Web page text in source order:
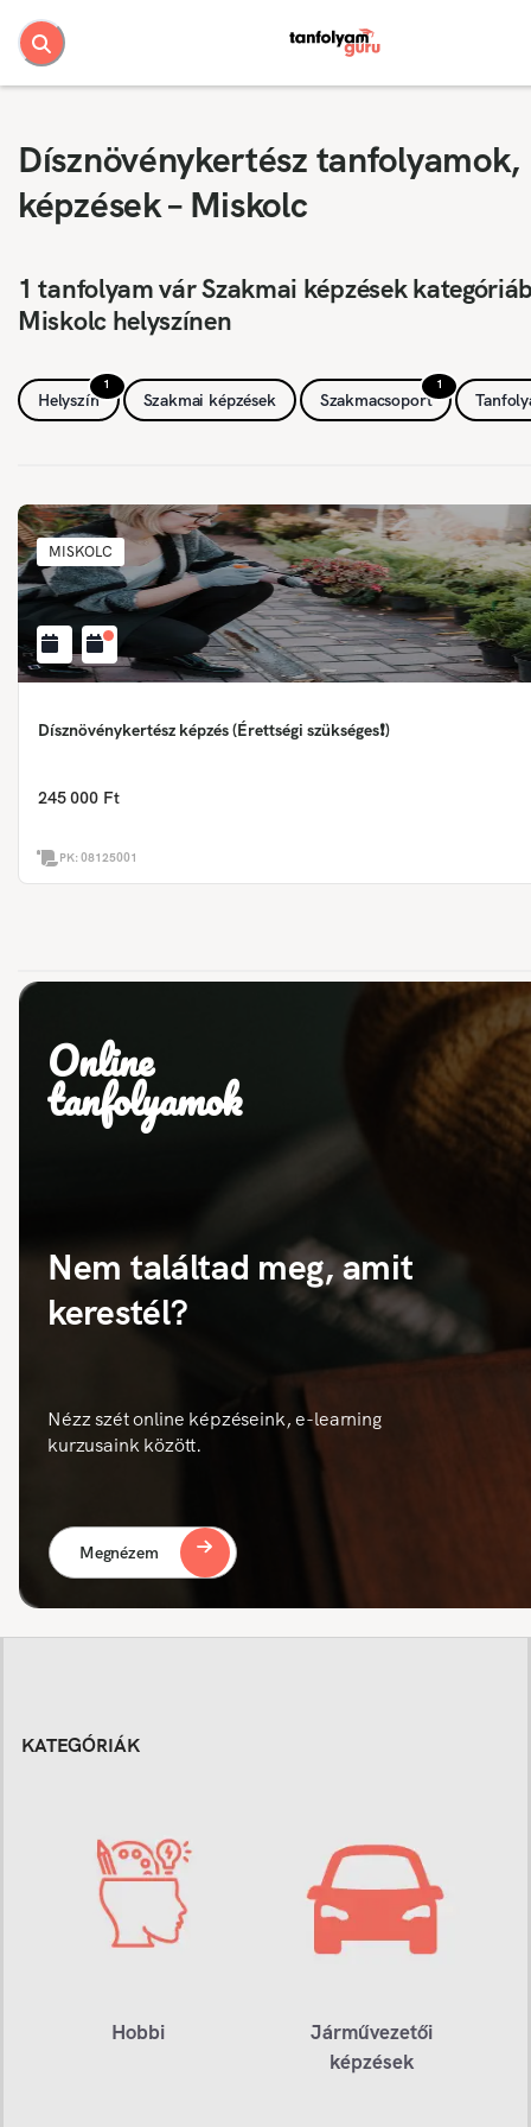
Dísznövénykertész tanfolyamok,
képzések – Miskolc
1 tanfolyam vár Szakmai képzések
Miskolc helyszínen
1
Helyszín Szakmai képzések
1
Szakmacsoport
MISKOLC
Dísznövénykertész képzés (Érettségi szükséges❗)
245 000 Ft
PK:08125001
Online
tanfolyamok
Nem találtad meg, amit
kerestél?
Nézz szét online képzéseink, e-learning
kurzusaink között.
Megnézem
KATEGÓRIÁK
Hobbi
Járművezetői
képzések